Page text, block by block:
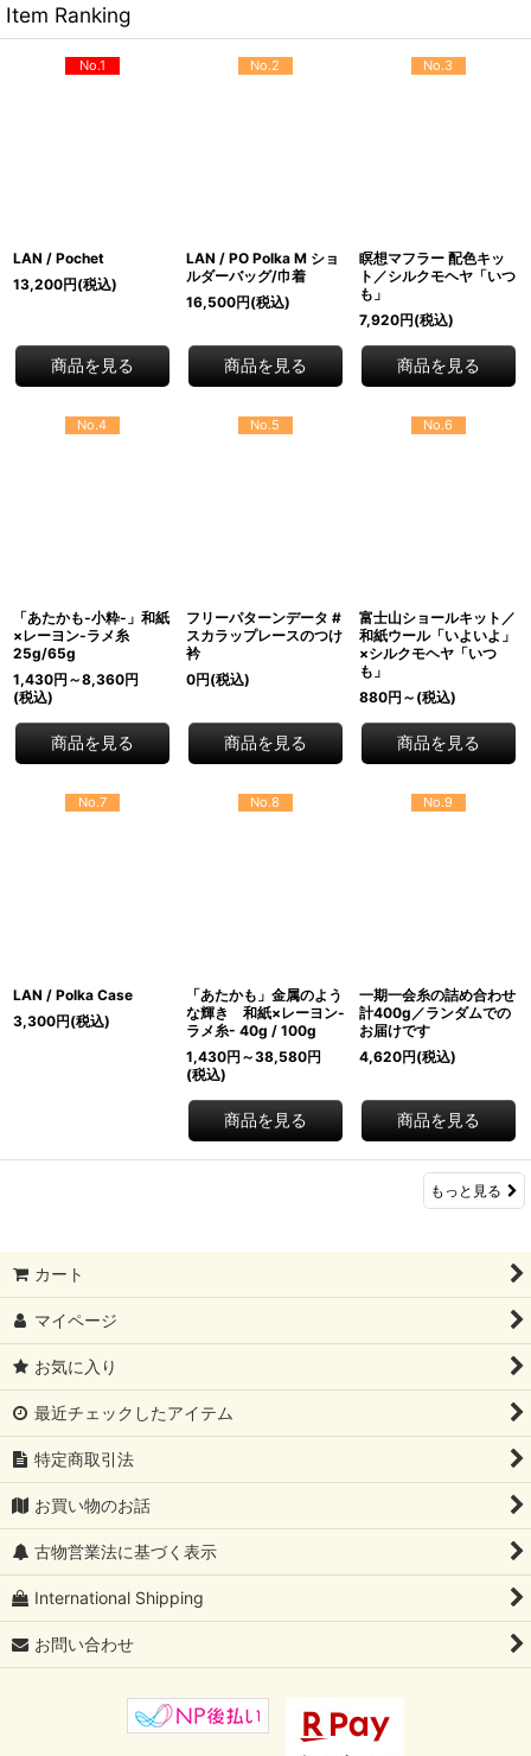
Item Ranking
No.1
LAN / Pochet
13,200円(税込)
商品を見る
No.2
LAN / PO Polka M ショ
ルダーバッグ/巾着
16,500円(税込)
商品を見る
No.3
瞑想マフラー 配色キッ
ト／シルクモヘヤ「いつ
も」
7,920円(税込)
商品を見る
No.4
「あたかも-小粋-」和紙
×レーヨン-ラメ糸
25g/65g
1,430円 ～8,360円
(税込)
商品を見る
No.5
フリーパターンデータ #
スカラップレースのつけ
衿
0円(税込)
商品を見る
No.6
富士山ショールキット／
和紙ウール「いよいよ」
×シルクモヘヤ「いつ
も」
880円 ～ (税込)
商品を見る
No.7
LAN / Polka Case
3,300円(税込)
No.8
「あたかも」金属のよう
な輝き 和紙×レーヨン-
ラメ糸- 40g / 100g
1,430円 ～38,580円
(税込)
商品を見る
No.9
一期一会糸の詰め合わせ
計400g／ランダムでの
お届けです
4,620円(税込)
商品を見る
もっと見る
カート
マイページ
お気に入り
最近チェックしたアイテム
特定商取引法
お買い物のお話
古物営業法に基づく表示
International Shipping
お問い合わせ